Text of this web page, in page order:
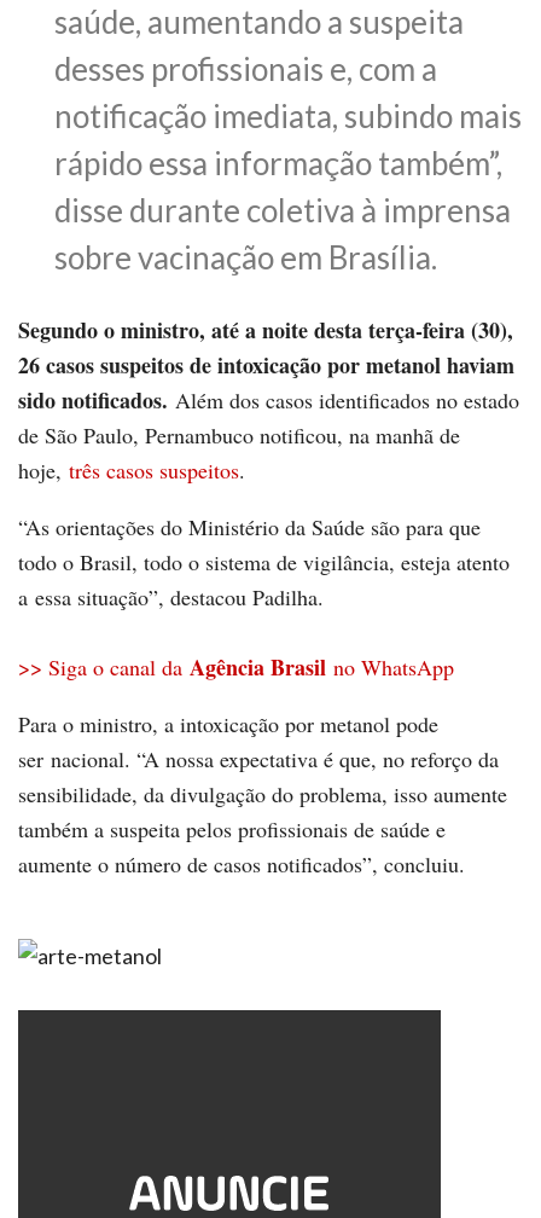
saúde, aumentando a suspeita
desses profissionais e, com a
notificação imediata, subindo mais
rápido essa informação também”,
disse durante coletiva à imprensa
sobre vacinação em Brasília.
Segundo o ministro, até a noite desta terça-feira (30),
26 casos suspeitos de intoxicação por metanol haviam
sido notificados. Além dos casos identificados no estado
de São Paulo, Pernambuco notificou, na manhã de
hoje, três casos suspeitos.
“As orientações do Ministério da Saúde são para que
todo o Brasil, todo o sistema de vigilância, esteja atento
a essa situação”, destacou Padilha.
>> Siga o canal da Agência Brasil no WhatsApp
Para o ministro, a intoxicação por metanol pode
ser nacional. “A nossa expectativa é que, no reforço da
sensibilidade, da divulgação do problema, isso aumente
também a suspeita pelos profissionais de saúde e
aumente o número de casos notificados”, concluiu.